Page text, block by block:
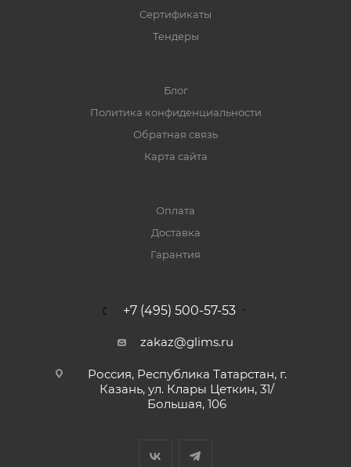
Сертификаты
Тендеры
Блог
Политика конфиденциальности
Обратная связь
Карта сайта
Оплата
Доставка
Гарантия
+7 (495) 500-57-53
zakaz@glims.ru
Россия, Республика Татарстан, г.
Казань, ул. Клары Цеткин, 31/
Большая, 106